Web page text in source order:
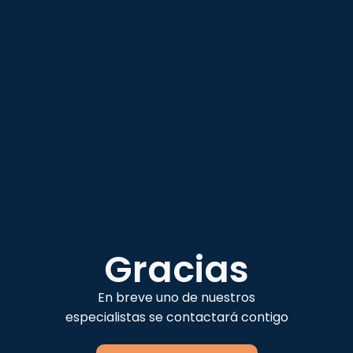
Gracias
En breve uno de nuestros
especialistas se contactará contigo